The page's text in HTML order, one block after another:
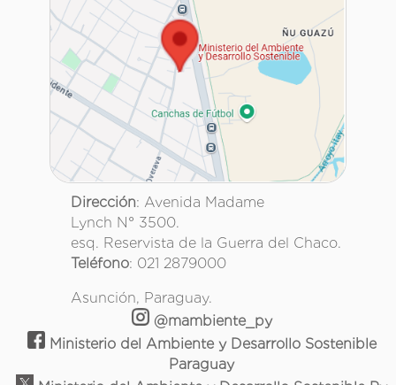
Dirección: Avenida Madame
Lynch N° 3500.
esq. Reservista de la Guerra del Chaco.
Teléfono: 021 2879000
Asunción, Paraguay.
@mambiente_py
Ministerio del Ambiente y Desarrollo Sostenible
Paraguay